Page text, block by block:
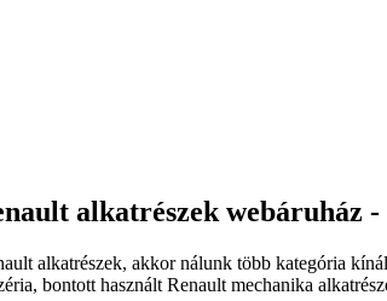
alkatrészek webáruház
alkatrészek, akkor nálunk több kategória
bontott használt Renault mechanika